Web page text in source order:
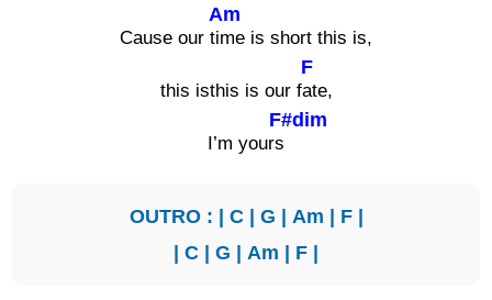
Cause our ti
Am
me is short this is,
this isthis is our f
F
ate,
I’m yours
F#dim
OUTRO : | C| G | Am | F|
| C | G | Am | F |